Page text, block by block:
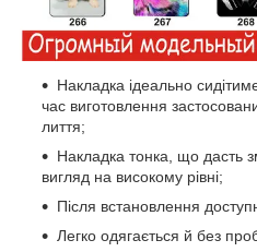
Накладка ідеально
час виготовлення
лиття;
Накладка тонка, що дасть
вигляд на високому рівні;
Після встановлення
Легко одягається й без